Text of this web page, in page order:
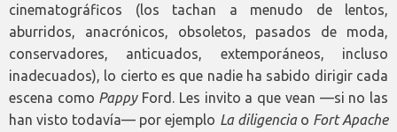
cinematográficos (los tachan a menudo de lentos,
aburridos, anacrónicos, obsoletos, pasados de moda,
conservadores, anticuados, extemporáneos, incluso
inadecuados), lo cierto es que nadie ha sabido dirigir cada
escena como PappyFord. Les invito a que vean —si no las
han visto todavía— por ejemplo La diligencia o Fort Apache